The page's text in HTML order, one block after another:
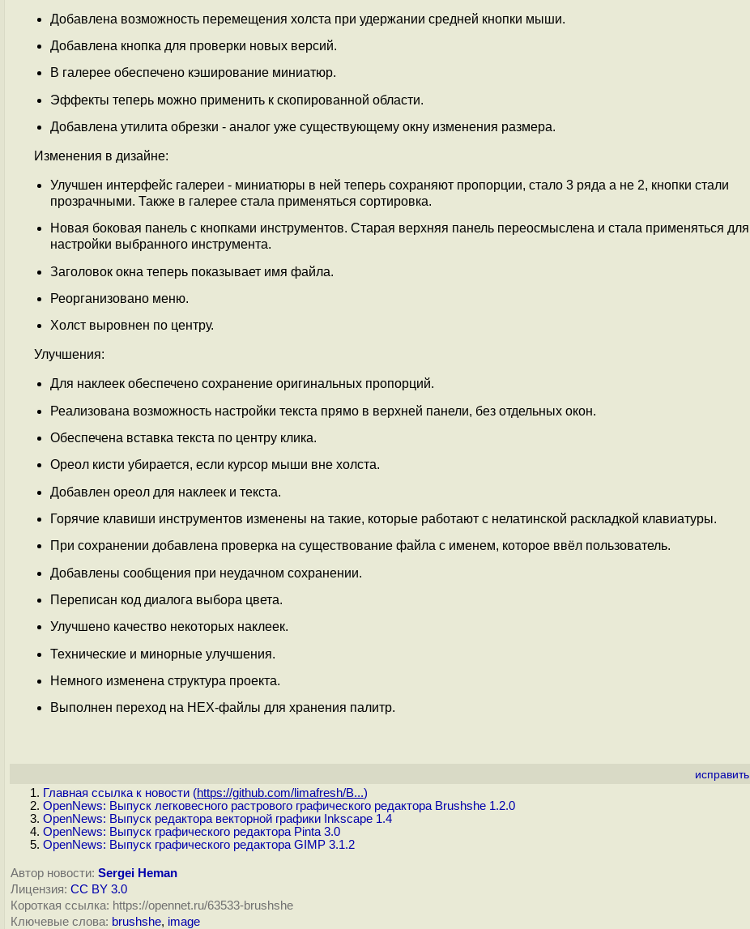
Добавлена возможность перемещения холста при удержании средней кнопки мыши.
Добавлена кнопка для проверки новых версий.
В галерее обеспечено кэширование миниатюр.
Эффекты теперь можно применить к скопированной области.
Добавлена утилита обрезки - аналог уже существующему окну изменения размера.
Изменения в дизайне:
Улучшен интерфейс галереи - миниатюры в ней теперь сохраняют пропорции, стало 3 ряда а не 2, кнопки стали
прозрачными. Также в галерее стала применяться сортировка.
Новая боковая панель с кнопками инструментов. Старая верхняя панель переосмыслена и стала применяться для
настройки выбранного инструмента.
Заголовок окна теперь показывает имя файла.
Реорганизовано меню.
Холст выровнен по центру.
Улучшения:
Для наклеек обеспечено сохранение оригинальных пропорций.
Реализована возможность настройки текста прямо в верхней панели, без отдельных окон.
Обеспечена вставка текста по центру клика.
Ореол кисти убирается, если курсор мыши вне холста.
Добавлен ореол для наклеек и текста.
Горячие клавиши инструментов изменены на такие, которые работают с нелатинской раскладкой клавиатуры.
При сохранении добавлена проверка на существование файла c именем, которое ввёл пользователь.
Добавлены сообщения при неудачном сохранении.
Переписан код диалога выбора цвета.
Улучшено качество некоторых наклеек.
Технические и минорные улучшения.
Немного изменена структура проекта.
Выполнен переход на HEX-файлы для хранения палитр.
исправить
Главная ссылка к новости (https://github.com/limafresh/B...)
OpenNews: Выпуск легковесного растрового графического редактора Brushshe 1.2.0
OpenNews: Выпуск редактора векторной графики Inkscape 1.4
OpenNews: Выпуск графического редактора Pinta 3.0
OpenNews: Выпуск графического редактора GIMP 3.1.2
Автор новости: Sergei Heman
Лицензия: CC BY 3.0
Короткая ссылка: https://opennet.ru/63533-brushshe
Ключевые слова: brushshe, image